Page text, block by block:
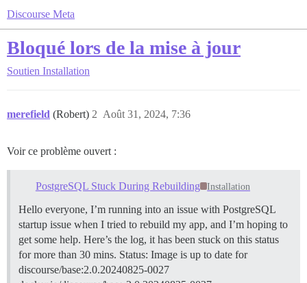
Discourse Meta
Bloqué lors de la mise à jour
Soutien Installation
merefield (Robert) Août 31, 2024, 7:36
2
Voir ce problème ouvert :
PostgreSQL Stuck During Rebuilding Installation
Hello everyone, I’m running into an issue with PostgreSQL
startup issue when I tried to rebuild my app, and I’m hoping to
get some help. Here’s the log, it has been stuck on this status
for more than 30 mins. Status: Image is up to date for
discourse/base:2.0.20240825-0027